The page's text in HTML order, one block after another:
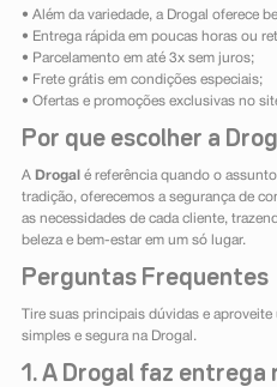
• Além da variedade, a Drogal oferece
• Entrega rápida em poucas horas ou
• Parcelamento em até 3x sem juros;
• Frete grátis em condições especiais;
• Ofertas e promoções exclusivas no
Por que escolher a
A Drogal é referência quando o
tradição, oferecemos a segurança de
as necessidades de cada cliente,
beleza e bem-estar em um só lugar.
Perguntas Frequentes
Tire suas principais dúvidas e
simples e segura na Drogal.
1. A Drogal faz entrega